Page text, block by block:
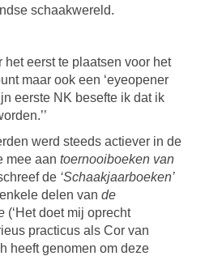
schaakwereld.
het eerst te plaatsen voor het
maar ook een ‘eyeopener
eerste NK besefte ik dat ik
werd steeds actiever in de
mee aan toernooiboeken van
de ‘Schaakjaarboeken’
delen van de
(‘Het doet mij oprecht
practicus als Cor van
heeft genomen om deze